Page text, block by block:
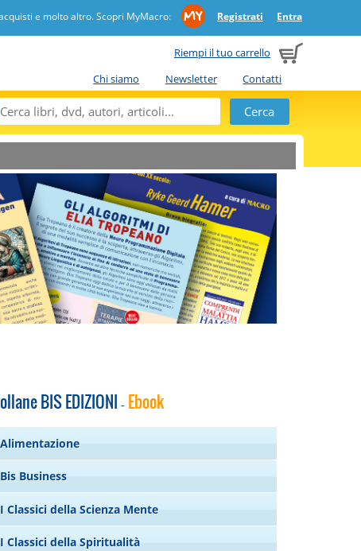
e molto altro. Scopri MyMacro: Registrati Entra
Riempi il tuo carrello
Chi siamo
Newsletter Contatti
BIS EDIZIONI - Ebook
Alimentazione
Bis Business
I Classici della Scienza Mente
I Classici della Spiritualità